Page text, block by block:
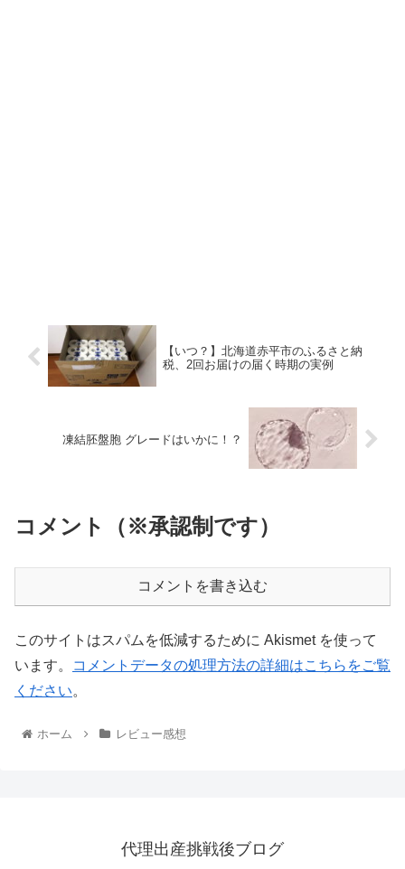
【いつ？】北海道赤平市のふるさと納
税、2回お届けの届く時期の実例
凍結胚盤胞 グレードはいかに！？
コメント（※承認制です）
コメントを書き込む
このサイトはスパムを低減するために Akismet を使って
います。
コメントデータの処理方法の詳細はこちらをご覧
ください。
ホーム レビュー感想
代理出産挑戦後ブログ